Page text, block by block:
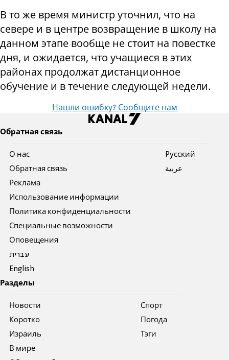
В то же время министр уточнил, что на
севере и в центре возвращение в школу на
данном этапе вообще не стоит на повестке
дня, и ожидается, что учащиеся в этих
районах продолжат дистанционное
обучение и в течение следующей недели.
Нашли ошибку? Сообщите нам
Обратная связь
О нас
Обратная связь
Реклама
Использование информации
Политика конфиденциальности
Специальные возможности
Оповещения
עברית
English
Pусский
عربية
Разделы
Новости
Коротко
Израиль
В мире
Спорт
Погода
Тэги